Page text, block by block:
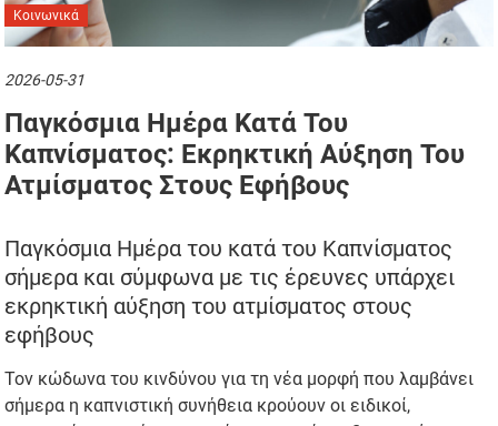
Κοινωνικά
2026-05-31
Παγκόσμια Ημέρα Κατά Του
Καπνίσματος: Εκρηκτική Αύξηση Του
Ατμίσματος Στους Εφήβους
Παγκόσμια Ημέρα του κατά του Καπνίσματος
σήμερα και σύμφωνα με τις έρευνες υπάρχει
εκρηκτική αύξηση του ατμίσματος στους
εφήβους
Τον κώδωνα του κινδύνου για τη νέα μορφή που λαμβάνει
σήμερα η καπνιστική συνήθεια κρούουν οι ειδικοί,